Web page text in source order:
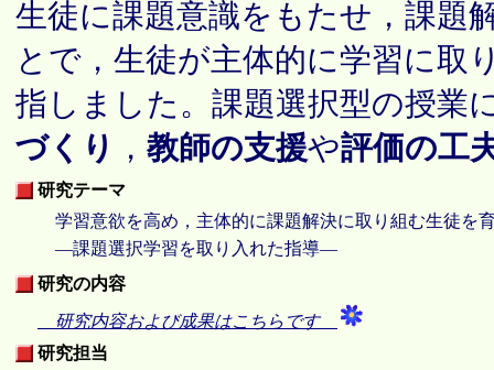
生徒に課題意識をもたせ，課題
とで，生徒が主体的に学習に取
指しました。課題選択型の授業
づくり
， 教師の支援や評価の工
研究テーマ
学習意欲を高め，主体的に課題解決に取り組む生徒を
―課題選択学習を取り入れた指導―
研究の内容
研究内容および成果はこちらです
研究担当